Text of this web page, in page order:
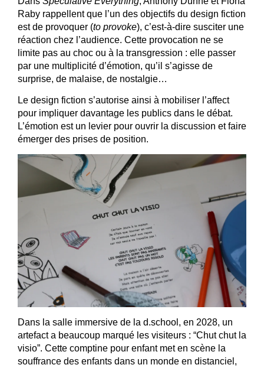
Raby rappellent que l’un des objectifs du design fiction
est de provoquer (to provoke), c’est-à-dire susciter une
réaction chez l’audience. Cette provocation ne se
limite pas au choc ou à la transgression : elle passer
par une multiplicité d’émotion, qu’il s’agisse de
surprise, de malaise, de nostalgie…
Le design fiction s’autorise ainsi à mobiliser l’affect
pour impliquer davantage les publics dans le débat.
L’émotion est un levier pour ouvrir la discussion et faire
émerger des prises de position.
Dans la salle immersive de la d.school, en 2028, un
artefact a beaucoup marqué les visiteurs : “Chut chut la
visio”. Cette comptine pour enfant met en scène la
souffrance des enfants dans un monde en distanciel,